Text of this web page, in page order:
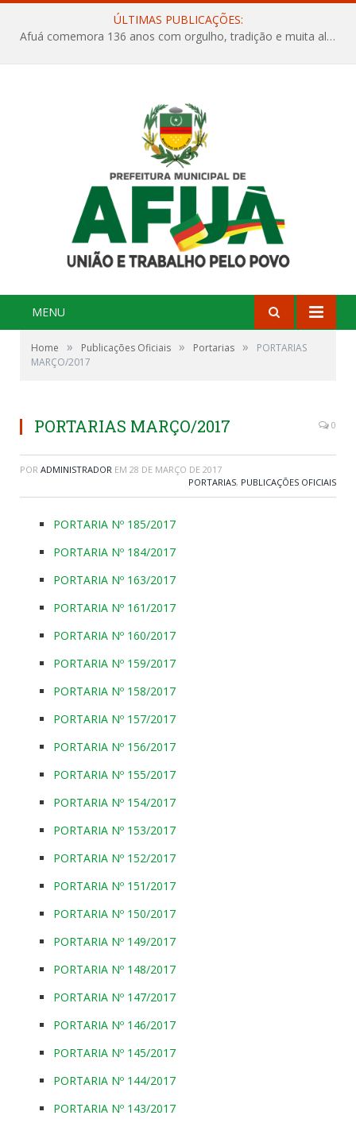
ÚLTIMAS PUBLICAÇÕES:
Afuá comemora 136 anos com orgulho, tradição e muita alegria na Quadra Dr. Nelson Salomão
MENU
Home » Publicações Oficiais » Portarias »
PORTARIAS
MARÇO/2017
PORTARIAS MARÇO/2017 0
POR ADMINISTRADOR EM 28 DE MARÇO DE 2017
PORTARIAS, PUBLICAÇÕES OFICIAIS
PORTARIA Nº 185/2017
PORTARIA Nº 184/2017
PORTARIA Nº 163/2017
PORTARIA Nº 161/2017
PORTARIA Nº 160/2017
PORTARIA Nº 159/2017
PORTARIA Nº 158/2017
PORTARIA Nº 157/2017
PORTARIA Nº 156/2017
PORTARIA Nº 155/2017
PORTARIA Nº 154/2017
PORTARIA Nº 153/2017
PORTARIA Nº 152/2017
PORTARIA Nº 151/2017
PORTARIA Nº 150/2017
PORTARIA Nº 149/2017
PORTARIA Nº 148/2017
PORTARIA Nº 147/2017
PORTARIA Nº 146/2017
PORTARIA Nº 145/2017
PORTARIA Nº 144/2017
PORTARIA Nº 143/2017